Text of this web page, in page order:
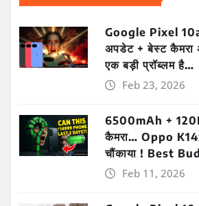
Google Pixel
अपडेट + बेस्ट
एक बड़ी प्रॉब्लम है…
Feb 23, 2026
6500mAh +
कैमरा… Oppo
चौंकाया ! Best
Feb 11, 2026